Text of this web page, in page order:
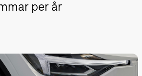
per år